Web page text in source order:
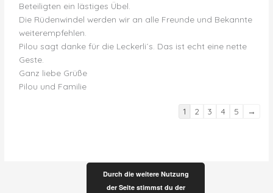
Beteiligten ein lästiges Übel.
Die Rüdenwindel werden wir an alle Freunde und Bekannte
weiterempfehlen.
Pilou sagt danke für die Leckerli´s. Das ist echt eine nette
Geste.
Ganz liebe Grüße
Pilou und Familie
Navigation
1 2 3 4 5 →
Durch die weitere Nutzung
der Seite stimmst du der